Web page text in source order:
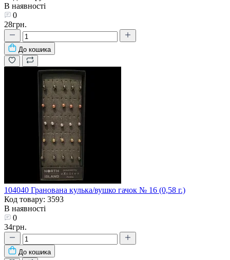
В наявності
0
28грн.
До кошика
104040 Гранована кулька/вушко гачок № 16 (0,58 г.)
Код товару: 3593
В наявності
0
34грн.
До кошика